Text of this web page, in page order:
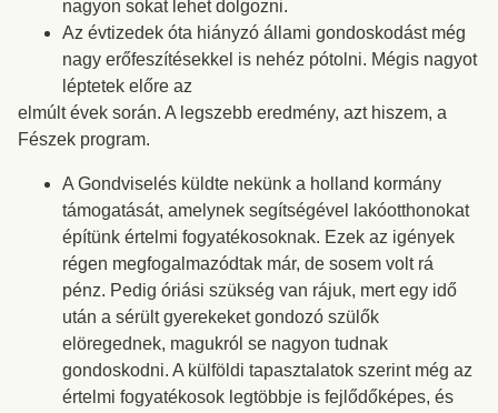
nagyon sokat lehet dolgozni.
Az évtizedek óta hiányzó állami gondoskodást még
nagy erőfeszítésekkel is nehéz pótolni. Mégis nagyot
léptetek előre az
elmúlt évek során. A legszebb eredmény, azt hiszem, a
Fészek program.
A Gondviselés küldte nekünk a holland kormány
támogatását, amelynek segítségével lakóotthonokat
építünk értelmi fogyatékosoknak. Ezek az igények
régen megfogalmazódtak már, de sosem volt rá
pénz. Pedig óriási szükség van rájuk, mert egy idő
után a sérült gyerekeket gondozó szülők
elöregednek, magukról se nagyon tudnak
gondoskodni. A külföldi tapasztalatok szerint még az
értelmi fogyatékosok legtöbbje is fejlődőképes, és